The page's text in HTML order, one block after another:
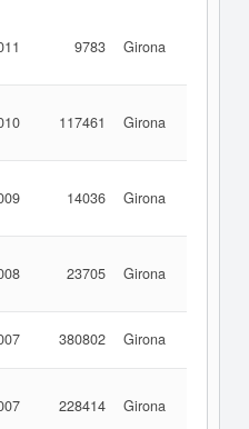
9783 Girona
117461 Girona
14036 Girona
23705 Girona
380802 Girona
228414 Girona